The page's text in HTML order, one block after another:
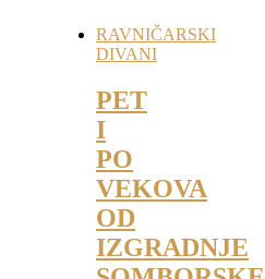
RAVNIČARSKI
DIVANI
PET
I
PO
VEKOVA
OD
IZGRADNJE